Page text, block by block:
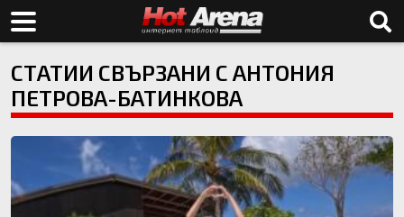
СТАТИИ СВЪРЗАНИ С АНТОНИЯ
ПЕТРОВА-БАТИНКОВА